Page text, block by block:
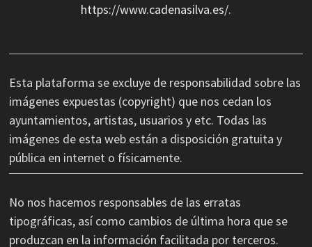
https://www.cadenasilva.es/.
Esta plataforma se excluye de responsabilidad sobre las
imágenes expuestas (copyright) que nos cedan los
ayuntamientos, artistas, usuarios y etc. Todas las
imágenes de esta web están a disposición gratuita y
pública en internet o físicamente.
No nos hacemos responsables de las erratas
tipográficas, así como cambios de última hora que se
produzcan en la información facilitada por terceros.